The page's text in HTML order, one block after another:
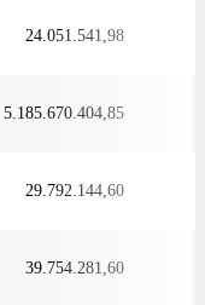
24.051.541,98
5.185.670.404,85
29.792.144,60
39.754.281,60